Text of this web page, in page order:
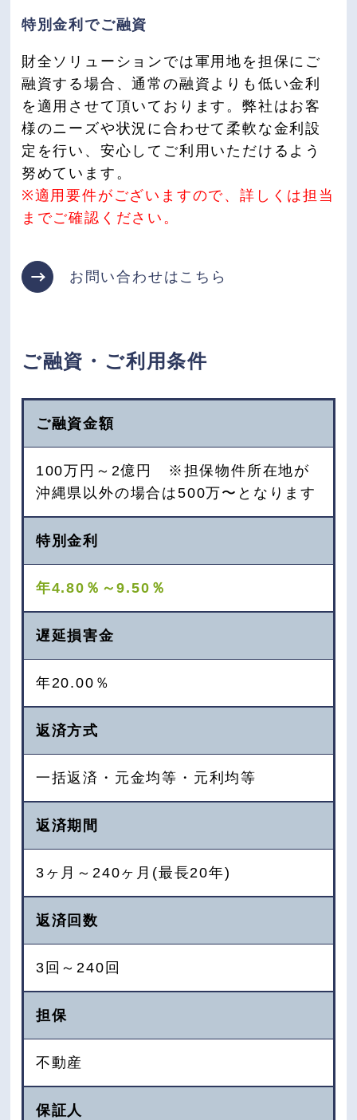
特別金利でご融資
財全ソリューションでは軍用地を担保にご
融資する場合、通常の融資よりも低い金利
を適用させて頂いております。弊社はお客
様のニーズや状況に合わせて柔軟な金利設
定を行い、安心してご利用いただけるよう
努めています。
※適用要件がございますので、詳しくは担当
までご確認ください。
お問い合わせはこちら
ご融資・ご利用条件
ご融資金額
100万円～2億円 ※担保物件所在地が
沖縄県以外の場合は500万〜となります
特別金利
年4.80％～9.50％
遅延損害金
年20.00％
返済方式
一括返済・元金均等・元利均等
返済期間
3ヶ月～240ヶ月(最長20年)
返済回数
3回～240回
担保
不動産
保証人